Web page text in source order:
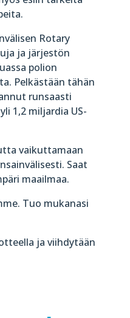
Rotary
ja järjestön
polion
Pelkästään tähän
runsaasti
1,2 miljardia US-
vaikuttamaan
Saat
maailmaa.
Tuo mukanasi
ja viihdytään